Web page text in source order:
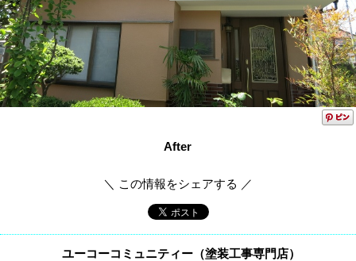
After
＼ この情報をシェアする ／
ユーコーコミュニティー（塗装工事専門店）